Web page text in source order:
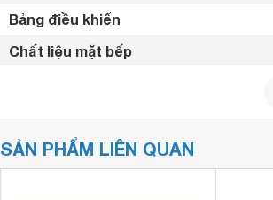
Bảng điều khiển
Chất liệu mặt bếp
Kích thước
SẢN PHẨM LIÊN QUAN